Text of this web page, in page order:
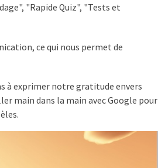
"Rapide Quiz", "Tests et
ce qui nous permet de
à exprimer notre gratitude envers
main dans la main avec Google pour